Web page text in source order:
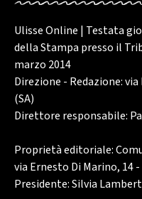
Ulisse Online | Testata
della Stampa presso il
marzo 2014
Direzione - Redazione: via
(SA)
Direttore responsabile:
Proprietà editoriale:
via Ernesto Di Marino, 14 -
Presidente: Silvia